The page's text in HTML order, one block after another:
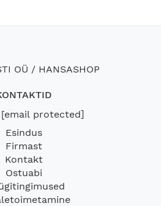
OÜ / HANSASHOP
[email protected]
Esindus
Firmast
Kontakt
Ostuabi